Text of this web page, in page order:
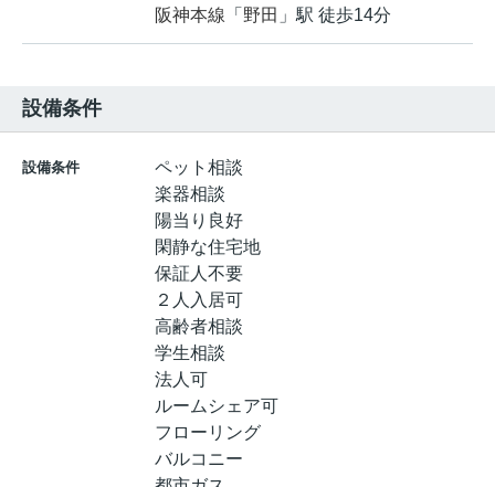
阪神本線 「 野田 」駅 徒歩14分
設備条件
設備条件
ペット相談
楽器相談
陽当り良好
閑静な住宅地
保証人不要
２人入居可
高齢者相談
学生相談
法人可
ルームシェア可
フローリング
バルコニー